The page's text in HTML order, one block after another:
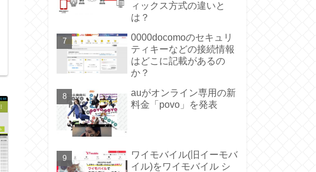
ィックス方式の違いと
は？
0000docomoのセキュリ
ティキーなどの接続情報
はどこに記載があるの
か？
auがオンライン専用の新
料金「povo」を発表
ワイモバイル(旧イーモバ
イル)をワイモバイル シ